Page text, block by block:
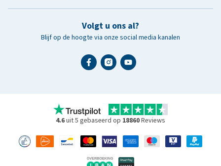
Volgt u ons al?
Blijf op de hoogte via onze social media kanalen
4.6uit 5 gebaseerd op 18860Reviews